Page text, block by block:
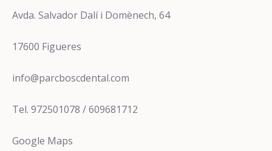
Avda. Salvador Dalí i Domènech, 64
17600 Figueres
info@parcboscdental.com
Tel. 972501078 / 609681712
Google Maps